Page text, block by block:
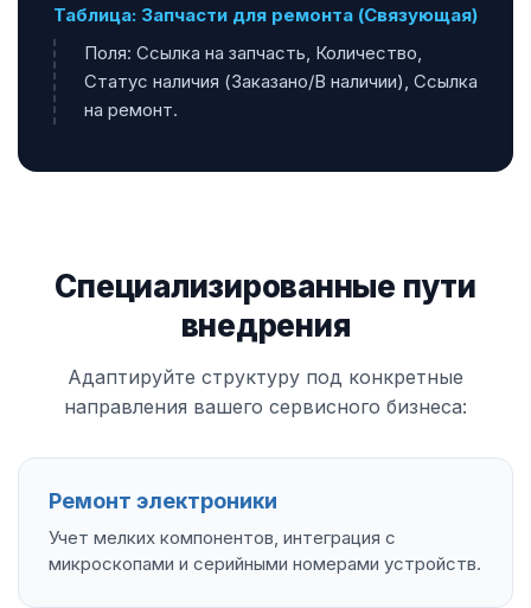
Таблица: Запчасти для ремонта (Связующая)
Поля: Ссылка на запчасть, Количество,
Статус наличия (Заказано/В наличии), Ссылка
на ремонт.
Специализированные пути
внедрения
Адаптируйте структуру под конкретные
направления вашего сервисного бизнеса:
Ремонт электроники
Учет мелких компонентов, интеграция с
микроскопами и серийными номерами устройств.